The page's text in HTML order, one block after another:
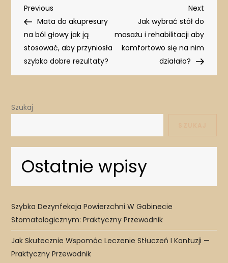
Nawigacja
wpisu
Previous
Post
Previous
Mata do akupresury
na ból głowy jak ją
stosować, aby przyniosła
szybko dobre rezultaty?
Next
Post
Next
Jak wybrać stół do
masażu i rehabilitacji aby
komfortowo się na nim
działało?
Szukaj
Ostatnie wpisy
Szybka Dezynfekcja Powierzchni W Gabinecie
Stomatologicznym: Praktyczny Przewodnik
Jak Skutecznie Wspomóc Leczenie Stłuczeń I Kontuzji —
Praktyczny Przewodnik